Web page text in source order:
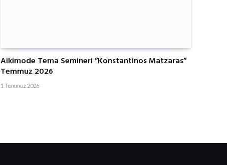
Aikimode Tema Semineri ”Konstantinos Matzaras”
Temmuz 2026
1 Temmuz 2026